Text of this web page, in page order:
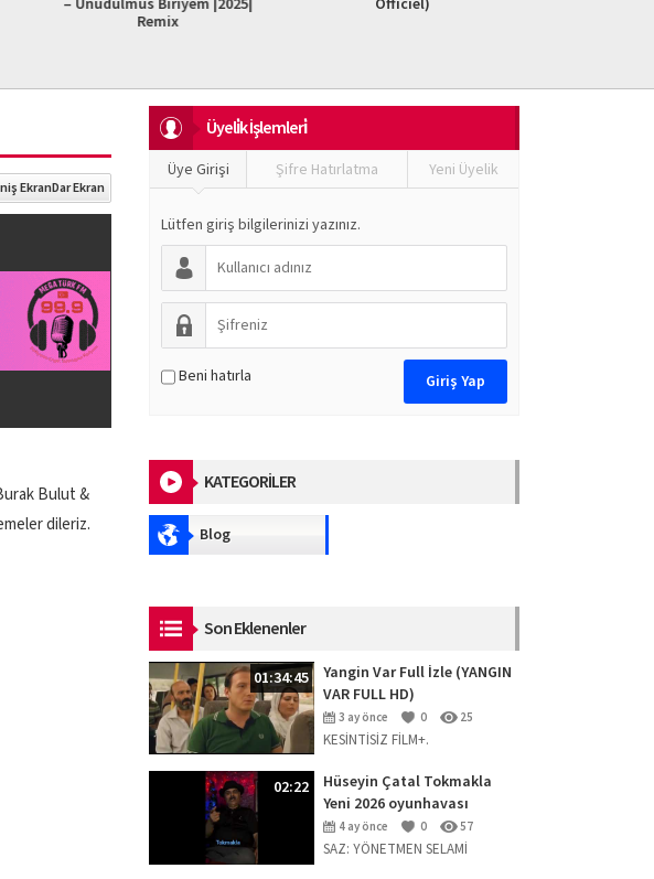
Remix
EkranDar Ekran
Bulut &
dileriz.
Üyeli̇k İşlemleri̇
Üye Girişi Şifre Hatırlatma Yeni Üyelik
Lütfen giriş bilgilerinizi yazınız.
Beni hatırla
KATEGORİLER
Blog
Son Eklenenler
01:34:45
Yangin Var Full İzle (YANGIN
VAR FULL HD)
3 ay önce 0 25
KESİNTİSİZ FİLM+.
02:22
Hüseyin Çatal Tokmakla
Yeni 2026 oyunhavası
4 ay önce 0 57
SAZ: YÖNETMEN SELAMİ